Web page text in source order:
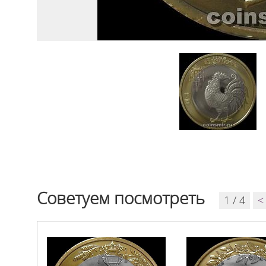
Советуем посмотреть 1 / 4 <